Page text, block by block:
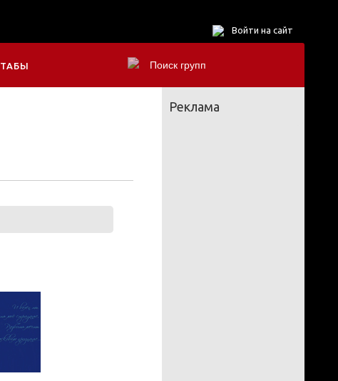
ТАБЫ
Войти на сайт
Реклама